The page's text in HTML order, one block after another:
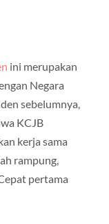
ini merupakan
Negara
sebelumnya,
KCJB
kerja sama
rampung,
pertama